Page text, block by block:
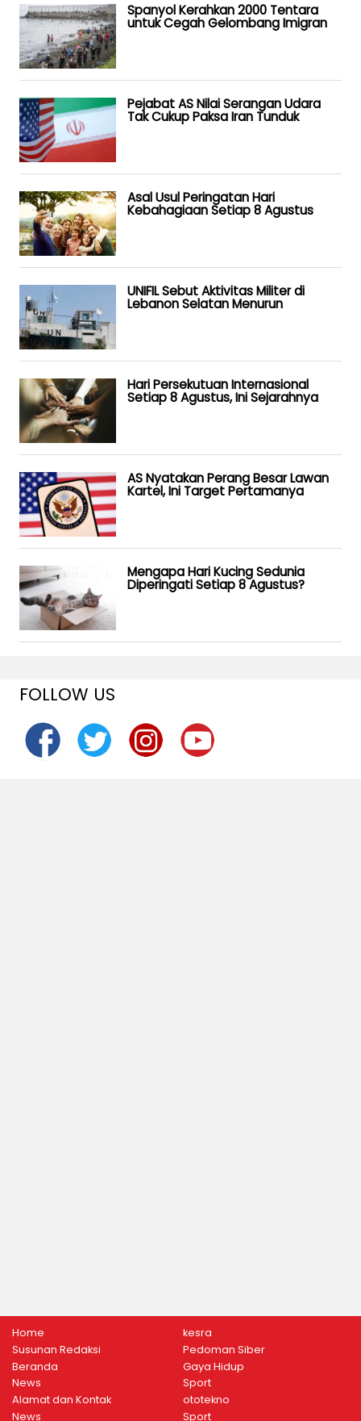
Spanyol Kerahkan 2000 Tentara
untuk Cegah Gelombang Imigran
Pejabat AS Nilai Serangan Udara
Tak Cukup Paksa Iran Tunduk
Asal Usul Peringatan Hari
Kebahagiaan Setiap 8 Agustus
UNIFIL Sebut Aktivitas Militer di
Lebanon Selatan Menurun
Hari Persekutuan Internasional
Setiap 8 Agustus, Ini Sejarahnya
AS Nyatakan Perang Besar Lawan
Kartel, Ini Target Pertamanya
Mengapa Hari Kucing Sedunia
Diperingati Setiap 8 Agustus?
FOLLOW US
Home
Susunan Redaksi
Beranda
News
Alamat dan Kontak
News
kesra
Pedoman Siber
Gaya Hidup
Sport
ototekno
Sport